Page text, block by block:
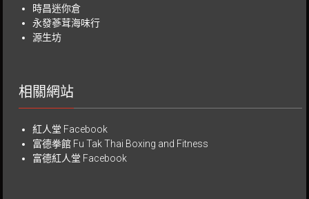
時昌迷你倉
永發蔘茸海味行
源生坊
相關網站
紅人堂 Facebook
富德拳館 Fu Tak Thai Boxing and Fitness
富德紅人堂 Facebook